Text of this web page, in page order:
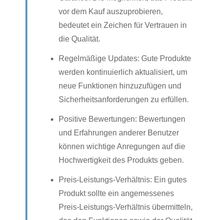
vor dem Kauf auszuprobieren,
bedeutet ein Zeichen für Vertrauen in
die Qualität.
Regelmäßige Updates: Gute Produkte
werden kontinuierlich aktualisiert, um
neue Funktionen hinzuzufügen und
Sicherheitsanforderungen zu erfüllen.
Positive Bewertungen: Bewertungen
und Erfahrungen anderer Benutzer
können wichtige Anregungen auf die
Hochwertigkeit des Produkts geben.
Preis-Leistungs-Verhältnis: Ein gutes
Produkt sollte ein angemessenes
Preis-Leistungs-Verhältnis übermitteln,